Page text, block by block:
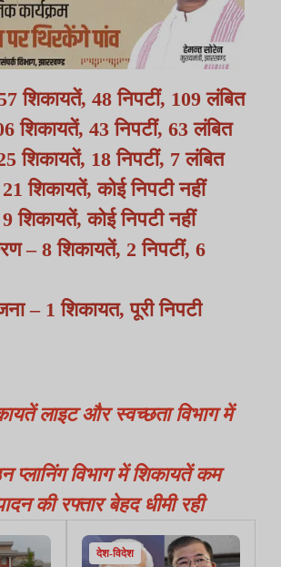
शिकायतें, 48 निपटीं, 109 लंबित
शिकायतें, 43 निपटीं, 63 लंबित
शिकायतें, 18 निपटीं, 7 लंबित
शिकायतें, कोई निपटी नहीं
शिकायतें, कोई निपटी नहीं
– 8 शिकायतें, 2 निपटीं, 6
– 1 शिकायत, पूरी निपटी
लाइट और स्वच्छता विभाग में
प्लानिंग विभाग में शिकायतें कम
की रफ्तार बेहद धीमी रही
देश-विदेश